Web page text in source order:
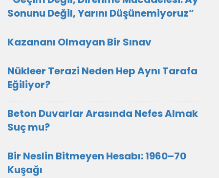
Sonunu Değil, Yarını Düşünemiyoruz”
Kazananı Olmayan Bir Sınav
Nükleer Terazi Neden Hep Aynı Tarafa
Eğiliyor?
Beton Duvarlar Arasında Nefes Almak
Suç mu?
Bir Neslin Bitmeyen Hesabı: 1960–70
Kuşağı